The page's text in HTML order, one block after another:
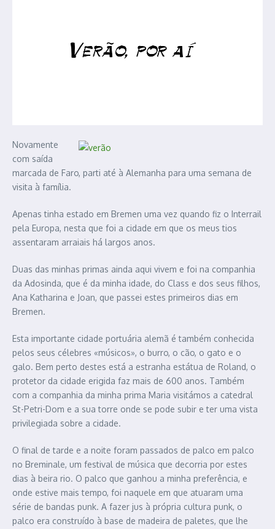
Novamente
com saída
marcada de Faro, parti até à Alemanha para uma semana de
visita à família.
Apenas tinha estado em Bremen uma vez quando fiz o Interrail
pela Europa, nesta que foi a cidade em que os meus tios
assentaram arraiais há largos anos.
Duas das minhas primas ainda aqui vivem e foi na companhia
da Adosinda, que é da minha idade, do Class e dos seus filhos,
Ana Katharina e Joan, que passei estes primeiros dias em
Bremen.
Esta importante cidade portuária alemã é também conhecida
pelos seus célebres «músicos», o burro, o cão, o gato e o
galo. Bem perto destes está a estranha estátua de Roland, o
protetor da cidade erigida faz mais de 600 anos. Também
com a companhia da minha prima Maria visitámos a catedral
St-Petri-Dom e a sua torre onde se pode subir e ter uma vista
privilegiada sobre a cidade.
O final de tarde e a noite foram passados de palco em palco
no Breminale, um festival de música que decorria por estes
dias à beira rio. O palco que ganhou a minha preferência, e
onde estive mais tempo, foi naquele em que atuaram uma
série de bandas punk. A fazer jus à própria cultura punk, o
palco era construído à base de madeira de paletes, que lhe